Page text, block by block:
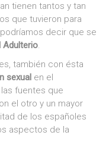
tienen tantos y tan
que tuvieron para
decir que se
Adulterio.
también con ésta
sexual en el
fuentes que
el otro y un mayor
de los españoles
aspectos de la